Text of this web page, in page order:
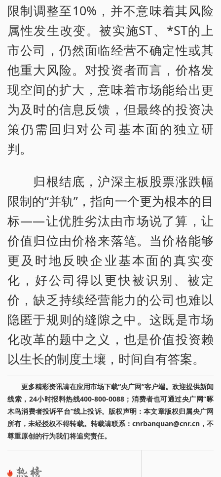
限制调整至10%，并不意味着其风险
属性发生改变。被实施ST、*ST的上
市公司，仍然面临经营不确定性或其
他重大风险。对投资者而言，价格发
现空间的扩大，意味着市场能给出更
为及时的信息反馈，但最终的投资决
策仍需回归对公司基本面的独立研
判。
归根结底，沪深主板股票涨跌幅
限制的“并轨”，指向一个更为根本的目
标——让优胜劣汰由市场说了算，让
价值归位由价格来落笔。当价格能够
更及时地反映企业基本面的真实变
化，好公司得以更快被识别、被定
价，缺乏持续经营能力的公司也难以
隐匿于规则的缝隙之中。这既是市场
化改革的题中之义，也是价值投资赖
以生长的制度土壤，时间自有答案。
更多精彩资讯请在应用市场下载“央广网”客户端。欢迎提供新闻
线索，24小时报料热线400-800-0088；消费者也可通过央广网“啄
木鸟消费者投诉平台”线上投诉。版权声明：本文章版权归属央广网
所有，未经授权不得转载。转载请联系：cnrbanquan@cnr.cn，不
尊重原创的行为我们将追究责任。